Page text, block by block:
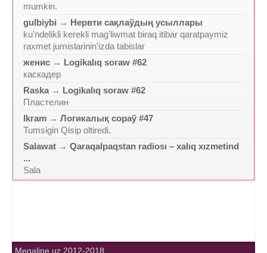
mumkin.
gulbiybi → Нервти сақлаўдың усыллары
ku'ndelikli kerekli mag'liwmat biraq itibar qaratpaymiz
raxmet jumislarinin'izda tabislar
женис → Logikalıq soraw #62
каскадер
Raska → Logikalıq soraw #62
Пластелин
Ikram → Логикалық сораў #47
Tumsigin Qisip oltiredi.
Salawat → Qaraqalpaqstan radiosı – xalıq xızmetind
...
Sala
Megaline.uz 2012-2018